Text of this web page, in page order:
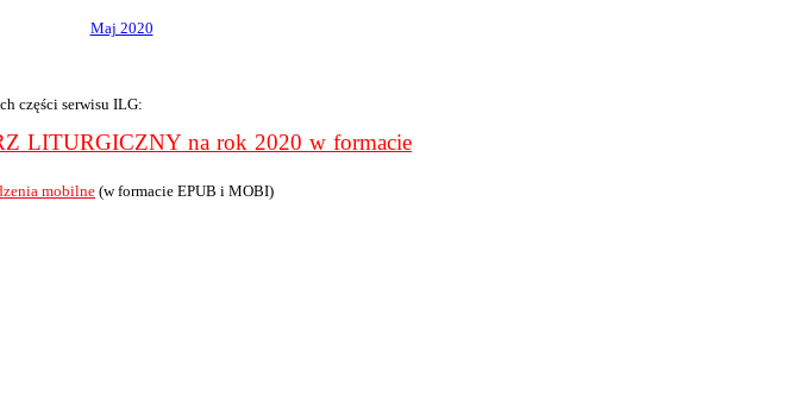
Maj 2020
części serwisu ILG:
LITURGICZNY na rok 2020 w formacie
mobilne (w formacie EPUB i MOBI)